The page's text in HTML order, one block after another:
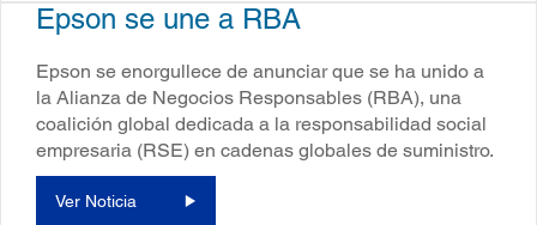
Epson se une a RBA
Epson se enorgullece de anunciar que se ha unido a
la Alianza de Negocios Responsables (RBA), una
coalición global dedicada a la responsabilidad social
empresaria (RSE) en cadenas globales de suministro.
Ver Noticia